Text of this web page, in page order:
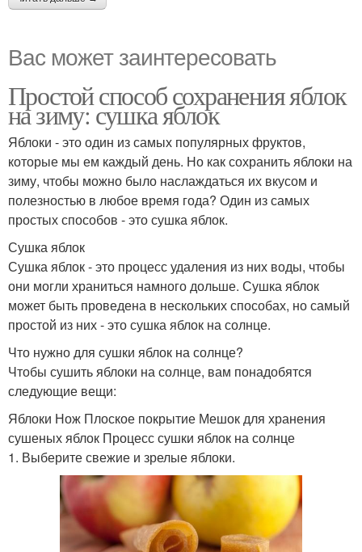
Вас может заинтересовать
Простой способ сохранения яблок
на зиму: сушка яблок
Яблоки - это один из самых популярных фруктов,
которые мы ем каждый день. Но как сохранить яблоки на
зиму, чтобы можно было наслаждаться их вкусом и
полезностью в любое время года? Один из самых
простых способов - это сушка яблок.
Сушка яблок
Сушка яблок - это процесс удаления из них воды, чтобы
они могли храниться намного дольше. Сушка яблок
может быть проведена в нескольких способах, но самый
простой из них - это сушка яблок на солнце.
Что нужно для сушки яблок на солнце?
Чтобы сушить яблоки на солнце, вам понадобятся
следующие вещи:
Яблоки Нож Плоское покрытие Мешок для хранения
сушеных яблок Процесс сушки яблок на солнце
1. Выберите свежие и зрелые яблоки.